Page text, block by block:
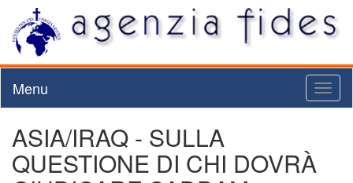
Menu
ASIA/IRAQ - SULLA
QUESTIONE DI CHI DOVRÀ